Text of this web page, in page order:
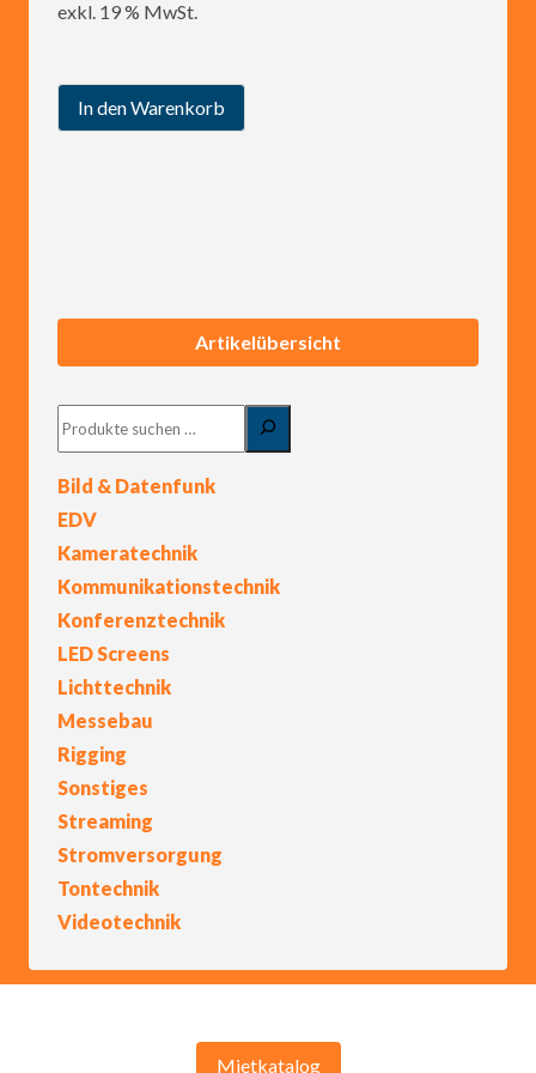
exkl. 19 % MwSt.
In den Warenkorb
Artikelübersicht
Suchen
Bild & Datenfunk
EDV
Kameratechnik
Kommunikationstechnik
Konferenztechnik
LED Screens
Lichttechnik
Messebau
Rigging
Sonstiges
Streaming
Stromversorgung
Tontechnik
Videotechnik
Mietkatalog